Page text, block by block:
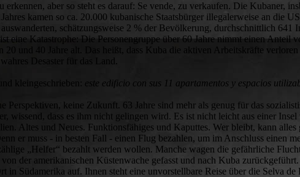
aber so steht es darauf: Se vende, zu verkaufen. Die Kubaner,
kamen so ca. 20.000 kubanische Staatsbürger illegalerweise an die
schätzungsweise 2 % der Bevölkerung, durchschnittlich 641
eine Katastrophe: Die Personengruppe über 60 Jahre nimmt einen Anteil
20 und 40 Jahre alt. Das heißt, dass Kuba die aktiven Arbeitskräfte
Desaster für das Land.
kleingeschrieben: este edificio con sus 11 apartamentos y espacios
Perspektiven, keine Zukunft. 63 Jahre sind mehr als genug für das
wissend, dass es ihm nicht gelingen wird. Es ist nicht leicht aus einer
Altes und Neues. Funktionsfähiges und Kaputtes. Wer bleibt, kann
er muss - in besten Fall - einen Flug bezahlen, um im Anschluss einen
„Helfer“ bezahlt werden wollen. Manche wagen die gefährliche
der amerikanischen Küstenwache gefasst und nach Kuba
in Südamerika auf. Ihnen steht eine unvorstellbare Reise über die Selva de